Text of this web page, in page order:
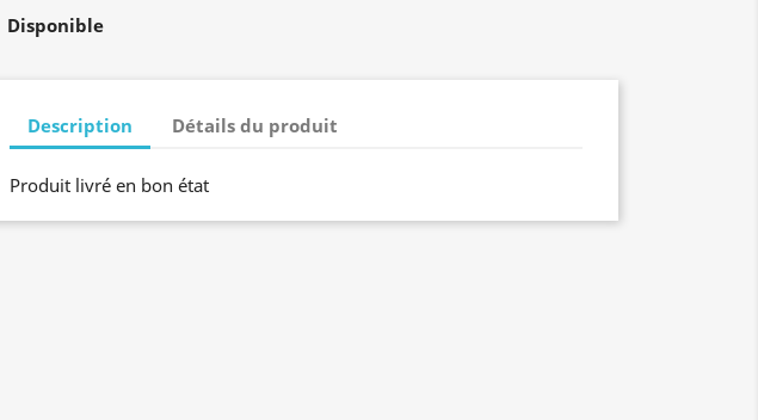
Disponible
Description Détails du produit
Produit livré en bon état